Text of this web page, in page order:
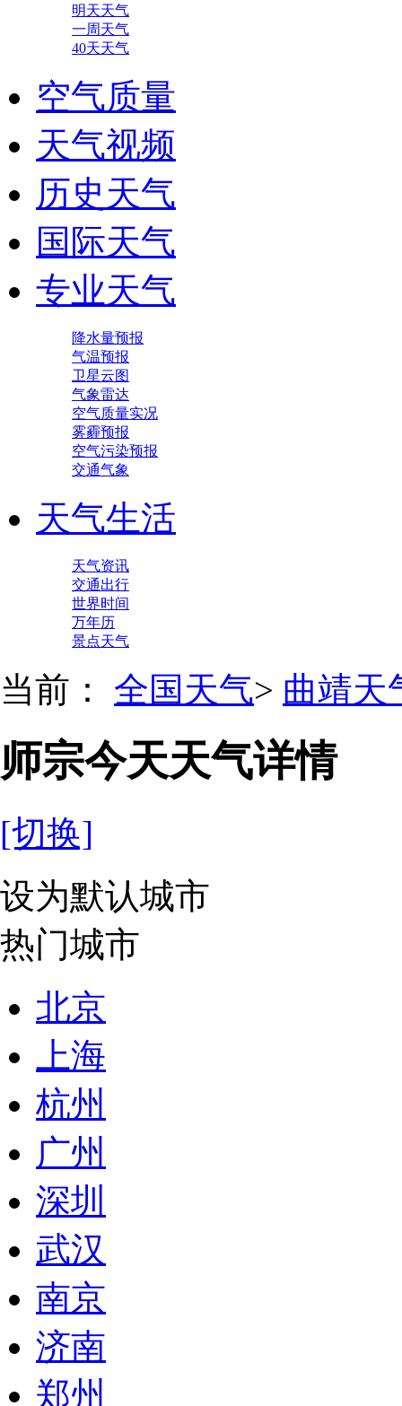
明天天气
一周天气
40天天气
空气质量
天气视频
历史天气
国际天气
专业天气
降水量预报
气温预报
卫星云图
气象雷达
空气质量实况
雾霾预报
空气污染预报
交通气象
天气生活
天气资讯
交通出行
世界时间
万年历
景点天气
当前： 全国天气> 曲靖天
师宗今天天气详情
[切换]
设为默认城市
热门城市
北京
上海
杭州
广州
深圳
武汉
南京
济南
郑州